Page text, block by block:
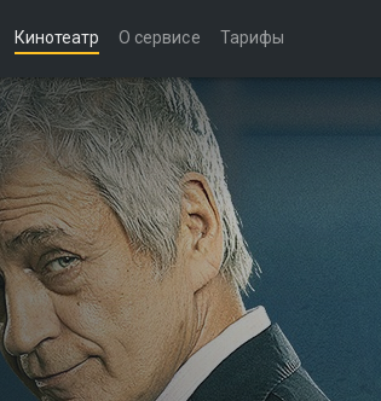
Кинотеатр О сервисе Тарифы